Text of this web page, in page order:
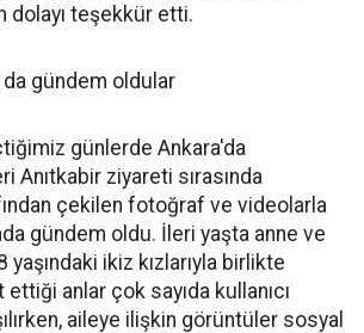
dolayı teşekkür etti.
gündem oldular
günlerde Ankara'da
Anıtkabir ziyareti sırasında
çekilen fotoğraf ve videolarla
gündem oldu. İleri yaşta anne ve
yaşındaki ikiz kızlarıyla birlikte
anlar çok sayıda kullanıcı
aileye ilişkin görüntüler sosyal